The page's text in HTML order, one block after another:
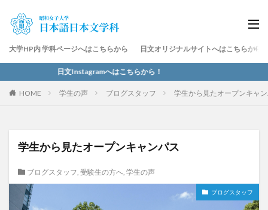
大学HP内 学科ページへはこちらから 日文オリジナルサイトへはこちらから
日文Instagramへはこちらから！
HOME 学生の声 ブログスタッフ 学生から見たオープンキャ
学生から見たオープンキャンパス
ブログスタッフ, 受験生の方へ, 学生の声
ブログスタッフ